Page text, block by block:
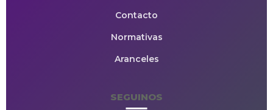
Contacto
Normativas
Aranceles
SEGUINOS